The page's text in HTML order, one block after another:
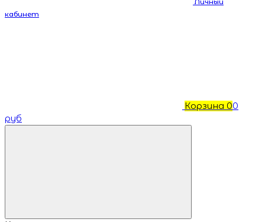
кабинет
Корзина 00
руб